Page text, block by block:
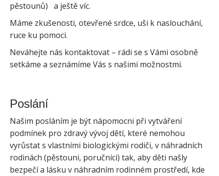
pěstounů) a ještě víc.
Máme zkušenosti, otevřené srdce, uši k naslouchání,
ruce ku pomoci.
Neváhejte nás kontaktovat – rádi se s Vámi osobně
setkáme a seznámíme Vás s našimi možnostmi.
Poslání
Našim posláním je být nápomocni při vytváření
podmínek pro zdravý vývoj dětí, které nemohou
vyrůstat s vlastními biologickými rodiči, v náhradních
rodinách (pěstouni, poručníci) tak, aby děti našly
bezpečí a lásku v náhradním rodinném prostředí, kde